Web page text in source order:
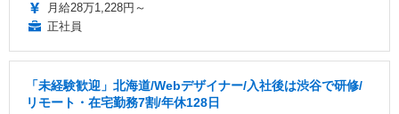
月給28万1,228円～
正社員
「未経験歓迎」北海道/Webデザイナー/入社後は渋谷で研修/
リモート・在宅勤務7割/年休128日